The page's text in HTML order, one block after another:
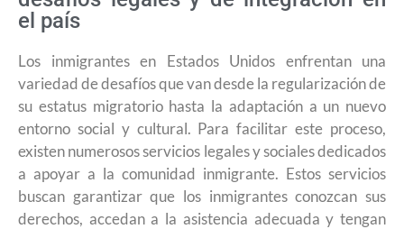
el país
Los inmigrantes en Estados Unidos enfrentan una
variedad de desafíos que van desde la regularización de
su estatus migratorio hasta la adaptación a un nuevo
entorno social y cultural. Para facilitar este proceso,
existen numerosos servicios legales y sociales dedicados
a apoyar a la comunidad inmigrante. Estos servicios
buscan garantizar que los inmigrantes conozcan sus
derechos, accedan a la asistencia adecuada y tengan